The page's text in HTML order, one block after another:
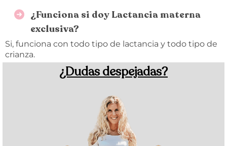
¿Funciona si doy Lactancia materna
exclusiva?
Si, funciona con todo tipo de lactancia y todo tipo de
crianza.
¿Dudas despejadas?